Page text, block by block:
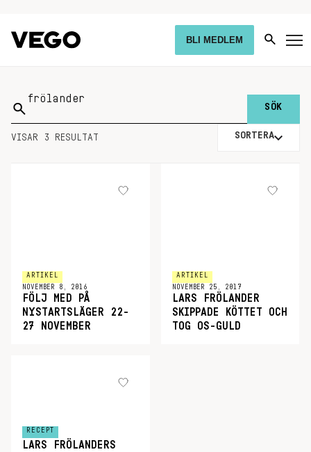
BLI MEDLEM
Sök
på:
VISAR 3 RESULTAT SORTERA
ARTIKEL
NOVEMBER 8, 2016
FÖLJ MED PÅ
NYSTARTSLÄGER 22-
27 NOVEMBER
ARTIKEL
NOVEMBER 25, 2017
LARS FRÖLANDER
SKIPPADE KÖTTET OCH
TOG OS-GULD
RECEPT
LARS FRÖLANDERS